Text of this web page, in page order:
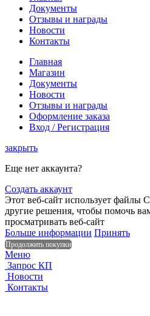
Документы
Отзывы и награды
Новости
Контакты
Главная
Магазин
Документы
Новости
Отзывы и награды
Оформление заказа
Вход / Регистрация
закрыть
Еще нет аккаунта?
Создать аккаунт
Этот веб-сайт использует файлы
другие решения, чтобы помочь
просматривать веб-сайт
Больше информации Принять
Продолжить покупки
Меню
Запрос КП
Новости
Контакты